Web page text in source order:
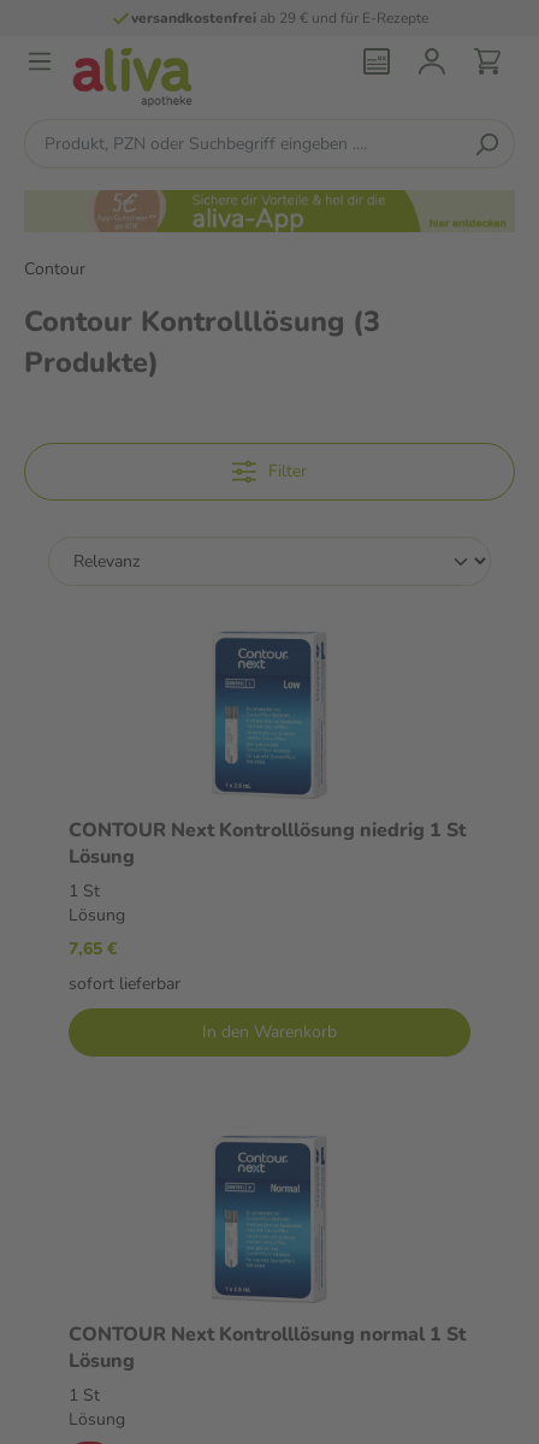
versandkostenfreiab 29 € und für E-Rezepte
Contour
Contour Kontrolllösung (3
Produkte)
Filter
CONTOUR Next Kontrolllösung niedrig 1 St
Lösung
1 St
Lösung
7,65 €
sofort lieferbar
In den Warenkorb
CONTOUR Next Kontrolllösung normal 1 St
Lösung
1 St
Lösung